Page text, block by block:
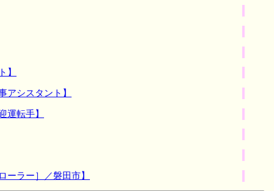
】
シスタント】
転手】
ラー］／磐田市】